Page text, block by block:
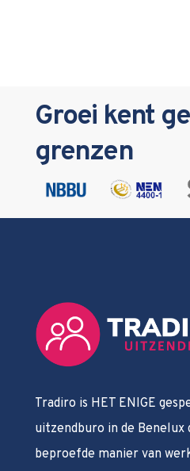
Groei kent
grenzen
Tradiro is HET ENIGE
uitzendburo in de Benelux
beproefde manier van